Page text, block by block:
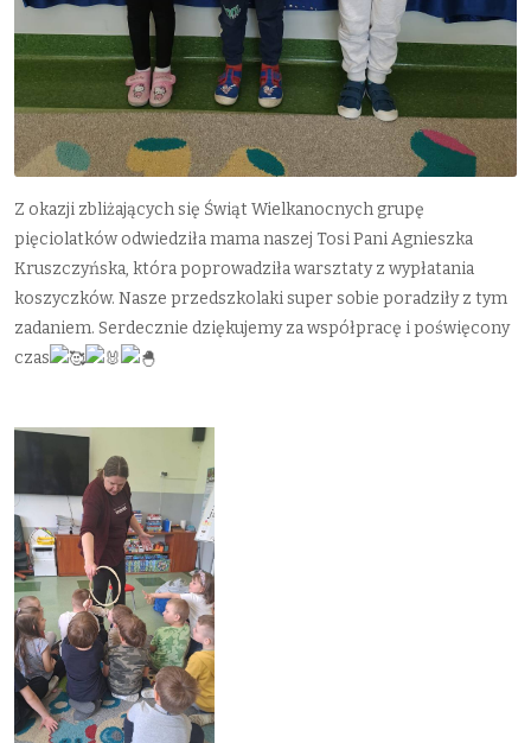
Z okazji zbliżających się Świąt Wielkanocnych grupę
pięciolatków odwiedziła mama naszej Tosi Pani Agnieszka
Kruszczyńska, która poprowadziła warsztaty z wypłatania
koszyczków. Nasze przedszkolaki super sobie poradziły z tym
zadaniem. Serdecznie dziękujemy za współpracę i poświęcony
czas